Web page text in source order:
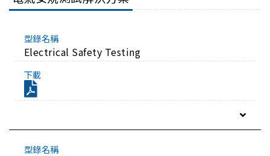
Electrical Safety Testing